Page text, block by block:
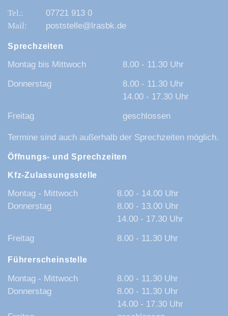
07721 913 0
poststelle@lrasbk.de
Sprechzeiten
Montag bis Mittwoch
8.00 - 11.30 Uhr
Donnerstag
8.00 - 11.30 Uhr
14.00 - 17.30 Uhr
Freitag
geschlossen
Termine sind auch außerhalb der Sprechzeiten möglich.
Öffnungs- und Sprechzeiten
Kfz-Zulassungsstelle
Montag - Mittwoch
8.00 - 14.00 Uhr
Donnerstag
8.00 - 13.00 Uhr
14.00 - 17.30 Uhr
Freitag
8.00 - 11.30 Uhr
Führerscheinstelle
Montag - Mittwoch
8.00 - 11.30 Uhr
Donnerstag
8.00 - 11.30 Uhr
14.00 - 17.30 Uhr